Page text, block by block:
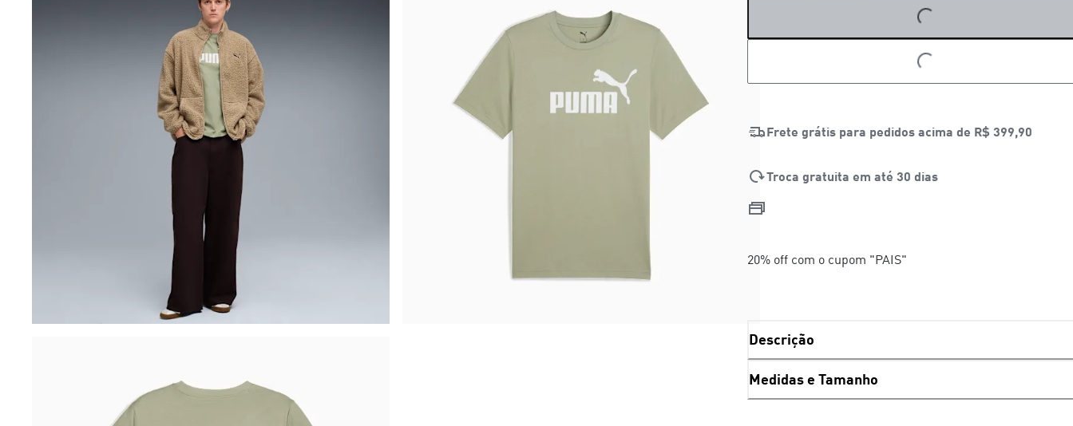
LOADING...
LOADING...
Frete grátis para pedidos acima de R$ 399,90
Troca gratuita em até 30 dias
20% off com o cupom "PAIS"
Descrição
Medidas e Tamanho